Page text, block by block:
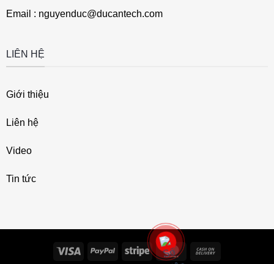
Email : nguyenduc@ducantech.com
LIÊN HỆ
Giới thiệu
Liên hệ
Video
Tin tức